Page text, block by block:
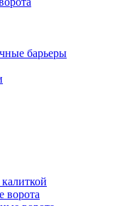
барьеры
ворота